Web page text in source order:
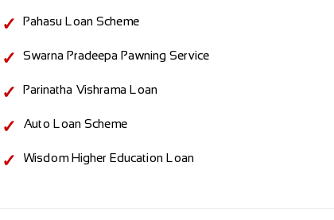
Pahasu Loan Scheme
Swarna Pradeepa Pawning Service
Parinatha Vishrama Loan
Auto Loan Scheme
Wisdom Higher Education Loan